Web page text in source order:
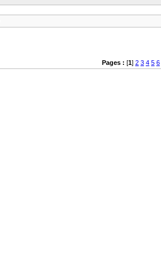
Pages : [1] 2 3 4 5 6